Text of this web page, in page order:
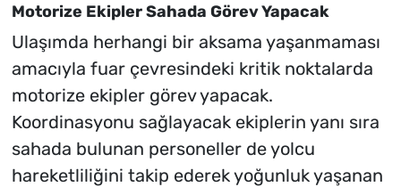
Motorize Ekipler Sahada Görev Yapacak
Ulaşımda herhangi bir aksama yaşanmaması
amacıyla fuar çevresindeki kritik noktalarda
motorize ekipler görev yapacak.
Koordinasyonu sağlayacak ekiplerin yanı sıra
sahada bulunan personeller de yolcu
hareketliliğini takip ederek yoğunluk yaşanan